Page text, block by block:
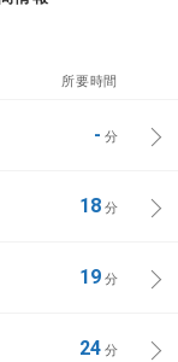
所要時間
- 分
18分
19分
24分